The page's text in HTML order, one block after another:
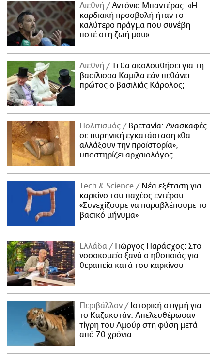
Διεθνή
Αντόνιο Μπαντέρας: «Η
καρδιακή προσβολή ήταν το
καλύτερο πράγμα που συνέβη
ποτέ στη ζωή μου»
Διεθνή
Τι θα ακολουθήσει για τη
βασίλισσα Καμίλα εάν πεθάνει
πρώτος ο βασιλιάς Κάρολος;
Πολιτισμός
Βρετανία: Ανασκαφές
σε πυρηνική εγκατάσταση «θα
αλλάξουν την προϊστορία»,
υποστηρίζει αρχαιολόγος
Τech & Science
Νέα εξέταση για
καρκίνο του παχέος εντέρου:
«Συνεχίζουμε να παραβλέπουμε το
βασικό μήνυμα»
Ελλάδα
Γιώργος Παράσχος: Στο
νοσοκομείο ξανά ο ηθοποιός για
θεραπεία κατά του καρκίνου
Περιβάλλον
Ιστορική στιγμή για
το Καζακστάν: Απελευθέρωσαν
τίγρη του Αμούρ στη φύση μετά
από 70 χρόνια